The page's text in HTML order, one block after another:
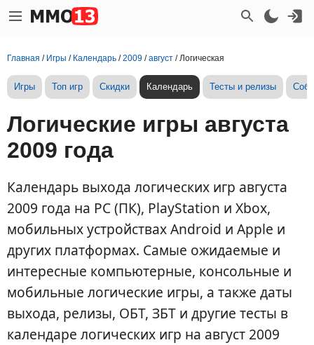
Главная / Игры / Календарь /2009 /август /Логическая
Игры Топ игр Скидки Календарь Тесты и релизы
Логические игры августа
2009 года
Календарь выхода логических игр августа
2009 года на PC (ПК), PlayStation и Xbox,
мобильных устройствах Android и Apple и
других платформах. Самые ожидаемые и
интересные компьютерные, консольные и
мобильные логические игры, а также даты
выхода, релизы, ОБТ, ЗБТ и другие тесты в
календаре логических игр на август 2009